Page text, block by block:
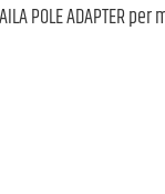
POLE ADAPTER